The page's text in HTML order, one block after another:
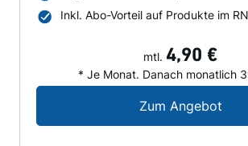
Inkl. Abo-Vorteil auf Produkte im
mtl. 4,90 €
* Je Monat. Danach monatlich
Zum Angebot